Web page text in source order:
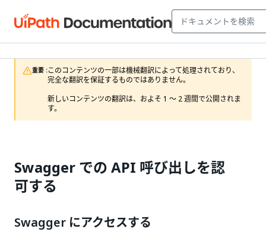
重要 :このコンテンツの一部は機械翻訳によって処理されており、
完全な翻訳を保証するものではありません。
新しいコンテンツの翻訳は、およそ 1 ～ 2 週間で公開されま
す。
Swagger での API 呼び出しを認
可する
Swagger にアクセスする